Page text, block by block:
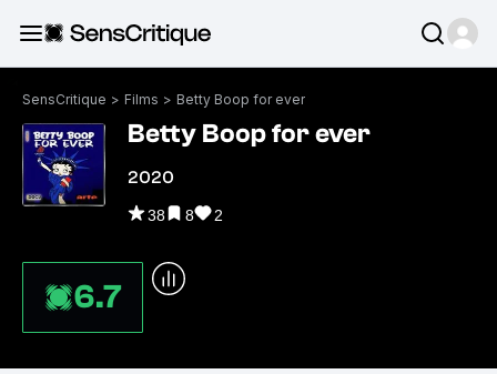
SensCritique > Films > Betty Boop for ever
Betty Boop for ever
2020
38 8 2
6.7